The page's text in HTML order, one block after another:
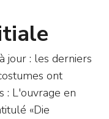
jour : les derniers
ont
: L'ouvrage en
«Die